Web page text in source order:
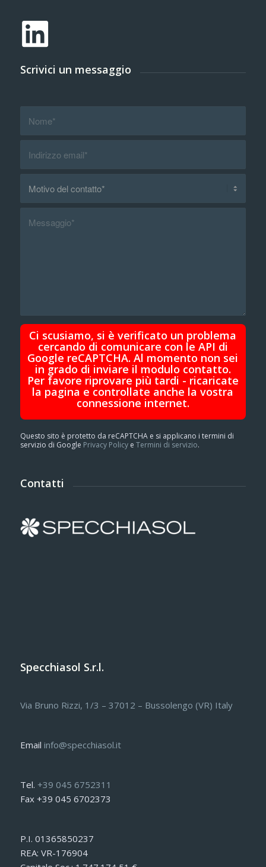
Scrivici un messaggio
Ci scusiamo, si è verificato un problema
cercando di comunicare con le API di
Google reCAPTCHA. Al momento non sei
in grado di inviare il modulo contatto.
Per favore riprovare più tardi - ricaricate
la pagina e controllate anche la vostra
connessione internet.
Questo sito è protetto da reCAPTCHA e si applicano i termini di
servizio di Google Privacy Policye Termini di servizio.
Contatti
Specchiasol S.r.l.
Via Bruno Rizzi, 1/3 – 37012 – Bussolengo (VR) Italy
Email info@specchiasol.it
Tel. +39 045 6752311
Fax +39 045 6702373
P.I. 01365850237
REA: VR-176904